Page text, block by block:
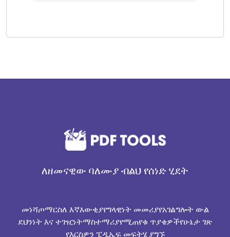
ለዘመናዊው ባለሙያ ብልህ የሰነድ ሂደት
መነሻጦማርስለ እኛእውቂያየግላዊነት መመሪያየአገልግሎት ውል
ደህንነት እና ተገዢነትማስተማሪያየሚጠየቁ ጥያቄዎችየሁኔታ ገጽ
የእርስዎን ፒዲኤፍ መፍትሄ ያግኙ